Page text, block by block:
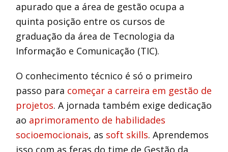
apurado que a área de gestão ocupa a
quinta posição entre os cursos de
graduação da área de Tecnologia da
Informação e Comunicação (TIC).
O conhecimento técnico é só o primeiro
passo para começar a carreira em gestão de
projetos. A jornada também exige dedicação
ao aprimoramento de habilidades
socioemocionais, as soft skills. Aprendemos
isso com as feras do time de Gestão da